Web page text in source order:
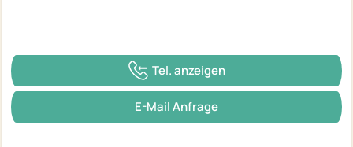
Tel. anzeigen
E-Mail Anfrage